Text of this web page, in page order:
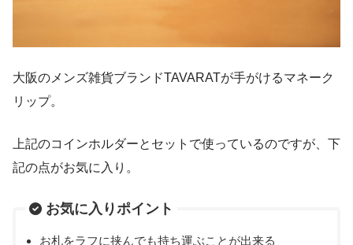
大阪のメンズ雑貨ブランドTAVARATが手がけるマネーク
リップ。
上記のコインホルダーとセットで使っているのですが、下
記の点がお気に入り。
お気に入りポイント
お札をラフに挟んでも持ち運ぶことが出来る